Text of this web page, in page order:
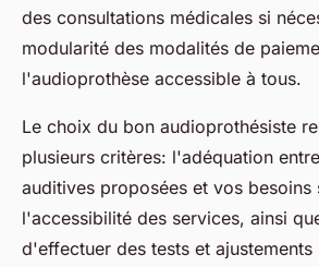
des consultations médicales si
modularité des modalités de
l'audioprothèse accessible à tous.
Le choix du bon audioprothésiste
plusieurs critères: l'adéquation
auditives proposées et vos besoins
l'accessibilité des services, ainsi
d'effectuer des tests et ajustements